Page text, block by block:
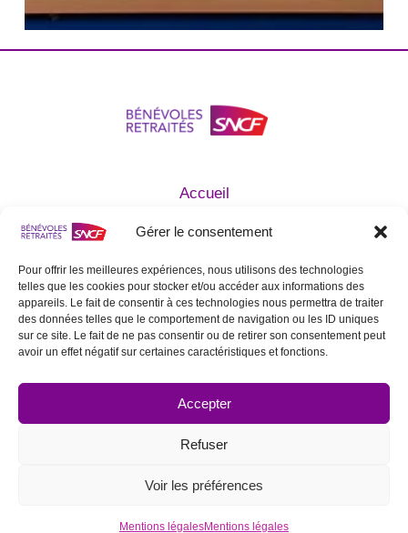
Gérer le consentement
Pour offrir les meilleures expériences, nous utilisons des technologies
telles que les cookies pour stocker et/ou accéder aux informations des
appareils. Le fait de consentir à ces technologies nous permettra de traiter
des données telles que le comportement de navigation ou les ID uniques
sur ce site. Le fait de ne pas consentir ou de retirer son consentement peut
avoir un effet négatif sur certaines caractéristiques et fonctions.
Accepter
Refuser
Voir les préférences
Mentions légalesMentions légales
Accueil
Agir avec nous
Devenir Bénévole
Mentions légales
Statuts de l’Association
Contactez nous
SOCIAUX